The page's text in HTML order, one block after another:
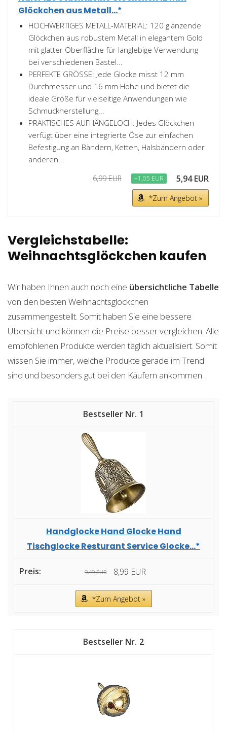
Glöckchen aus Metall...*
HOCHWERTIGES METALL-MATERIAL: 120 glänzende
Glöckchen aus robustem Metall in elegantem Gold
mit glatter Oberfläche für langlebige Verwendung
bei verschiedenen Bastel...
PERFEKTE GRÖSSE: Jede Glocke misst 12 mm
Durchmesser und 16 mm Höhe und bietet die
ideale Größe für vielseitige Anwendungen wie
Schmuckherstellung...
PRAKTISCHES AUFHÄNGELOCH: Jedes Glöckchen
verfügt über eine integrierte Öse zur einfachen
Befestigung an Bändern, Ketten, Halsbändern oder
anderen...
6,99 EUR −1,05 EUR 5,94 EUR
*Zum Angebot »
Vergleichstabelle:
Weihnachtsglöckchen kaufen
Wir haben Ihnen auch noch eine übersichtliche Tabelle
von den besten Weihnachtsglöckchen
zusammengestellt. Somit haben Sie eine bessere
Übersicht und können die Preise besser vergleichen. Alle
empfohlenen Produkte werden täglich aktualisiert. Somit
wissen Sie immer, welche Produkte gerade im Trend
sind und besonders gut bei den Käufern ankommen.
1
Handglocke Hand Glocke Hand
Tischglocke Resturant Service Glocke...*
9,49 EUR 8,99 EUR
*Zum Angebot »
2